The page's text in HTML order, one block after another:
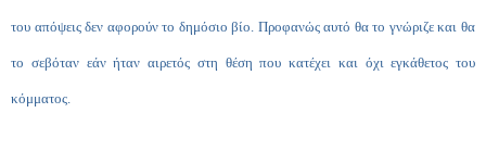
του απόψεις δεν αφορούν το δημόσιο βίο. Προφανώς αυτό θα το γνώριζε και θα
το σεβόταν εάν ήταν αιρετός στη θέση που κατέχει και όχι εγκάθετος του
κόμματος.